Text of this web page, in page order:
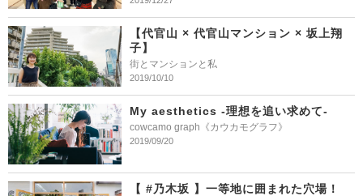
街とマンションと私
【代官山 × 代官山マンション × 坂上翔
子】
2019/10/10
cowcamo graph《カウカモグラフ》
My aesthetics -理想を追い求めて-
2019/09/20
【 #乃木坂 】一等地に囲まれた穴場！